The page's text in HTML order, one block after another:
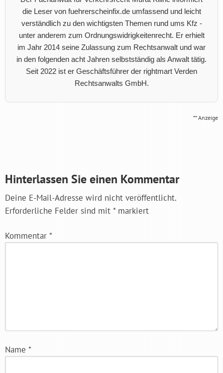
die Leser von fuehrerscheinfix.de umfassend und leicht
verständlich zu den wichtigsten Themen rund ums Kfz -
unter anderem zum Ordnungswidrigkeitenrecht. Er erhielt
im Jahr 2014 seine Zulassung zum Rechtsanwalt und war
in den folgenden acht Jahren selbstständig als Anwalt tätig.
Seit 2022 ist er Geschäftsführer der rightmart Verden
Rechtsanwalts GmbH.
** Anzeige
Hinterlassen Sie einen Kommentar
Deine E-Mail-Adresse wird nicht veröffentlicht.
Erforderliche Felder sind mit *markiert
Kommentar *
Name *